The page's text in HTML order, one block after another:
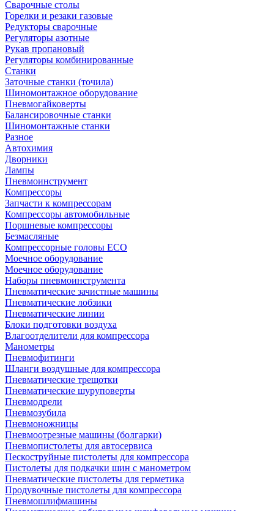
Сварочные столы
Горелки и резаки газовые
Редукторы сварочные
Регуляторы азотные
Рукав пропановый
Регуляторы комбинированные
Станки
Заточные станки (точила)
Шиномонтажное оборудование
Пневмогайковерты
Балансировочные станки
Шиномонтажные станки
Разное
Автохимия
Дворники
Лампы
Пневмоинструмент
Компрессоры
Запчасти к компрессорам
Компрессоры автомобильные
Поршневые компрессоры
Безмасляные
Компрессорные головы ECO
Моечное оборудование
Моечное оборудование
Наборы пневмоинструмента
Пневматические зачистные машины
Пневматические лобзики
Пневматические линии
Блоки подготовки воздуха
Влагоотделители для компрессора
Манометры
Пневмофитинги
Шланги воздушные для компрессора
Пневматические трещотки
Пневматические шуруповерты
Пневмодрели
Пневмозубила
Пневмоножницы
Пневмоотрезные машины (болгарки)
Пневмопистолеты для автосервиса
Пескоструйные пистолеты для компрессора
Пистолеты для подкачки шин с манометром
Пневматические пистолеты для герметика
Продувочные пистолеты для компрессора
Пневмошлифмашины